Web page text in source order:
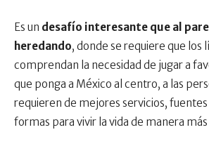
Es un desafío interesante que al
heredando, donde se requiere que los
comprendan la necesidad de jugar a
que ponga a México al centro, a las
requieren de mejores servicios,
formas para vivir la vida de manera